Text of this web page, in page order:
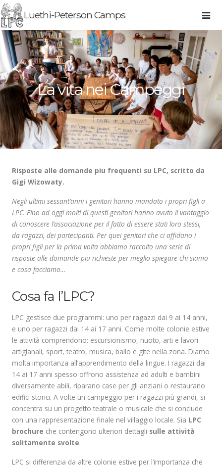
Luethi-Peterson Camps
La vita nei Campeggi
Risposte alle domande piu frequenti su LPC, scritto da
Gigi Wizowaty.
Negli ultimi sessant’anni i genitori hanno mandato i propri figli a
LPC. Fino ad oggi molti di questi genitori hanno avuto il vantaggio
di conoscere l’associazione per il fatto di essere stati loro stessi,
da ragazzi, dei partecipanti. Per quei genitori che ci affidano i
propri figli per la prima volta abbiamo raccolto una serie di
risposte alle domande piu richieste per meglio spiegare chi siamo
e cosa facciamo…
Cosa fa l’LPC?
LPC gestisce due programmi: uno per ragazzi dai 9 ai 14 anni,
e uno per ragazzi dai 14 ai 17 anni. Come molte colonie estive
le attività comprendono: escursionismo, nuoto, arti e lavori
artigianali, sport, teatro, musica, ballo e gite nella zona. Diamo
molta importanza all’apprendimento della lingue. I ragazzi dai
14 ai 17 anni spesso offrono assistenza ad adulti e bambini
diversamente abili, riparano case per gli anziani o restaurano
edifici storici. A volte un campeggio per i ragazzi più grandi, si
concentra su un progetto teatrale o musicale che si conclude
con una rappresentazione finale nel villaggio locale. Sia LPC
brochure che contengono ulteriori dettagli sulle attività
solitamente svolte.
LPC si differenzia da altre colonie estive per l’importanza che